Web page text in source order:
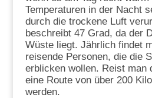
Temperaturen in der Nacht
durch die trockene Luft
beschreibt 47 Grad, da der
Wüste liegt. Jährlich findet
reisende Personen, die die
erblicken wollen. Reist man
eine Route von über 200
werden.